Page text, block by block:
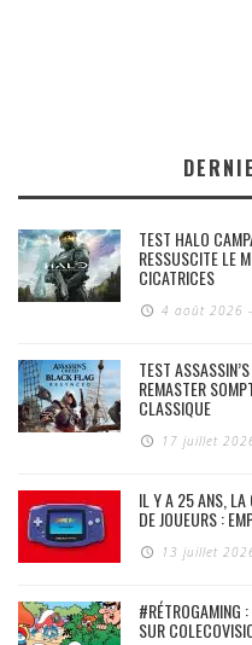
TEST HALO
RESSUSCITE LE
CICATRICES
4 août 2026
TEST
REMASTER
CLASSIQUE
17 juillet
IL Y A 25 ANS, LA
DE JOUEURS :
13 juillet
#RÉTROGAMING
SUR